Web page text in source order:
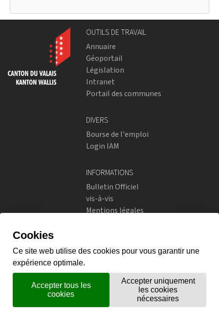
OUTILS DE TRAVAIL
Annuaire
Géoportail
Législation
Intranet
Portail des communes
DIVERS
Bourse de l'emploi
Login IAM
INFORMATIONS
Bulletin Officiel
vis-à-vis
Mentions légales
Instagram
flickr